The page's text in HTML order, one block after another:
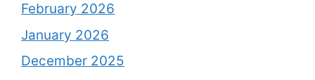
February 2026
January 2026
December 2025